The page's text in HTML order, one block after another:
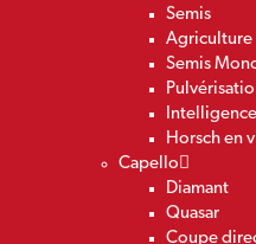
Semis
Agriculture
Semis
Intelligence
Horsch en
Capello
Diamant
Quasar
Coupe